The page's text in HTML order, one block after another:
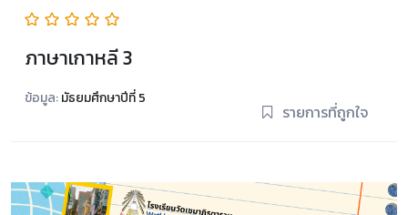
ภาษาเกาหลี 3
ข้อมูล:มัธยมศึกษาปีที่ 5
รายการที่ถูกใจ